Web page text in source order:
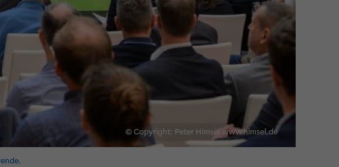
© Copyright: Peter Himsel www.himsel.de